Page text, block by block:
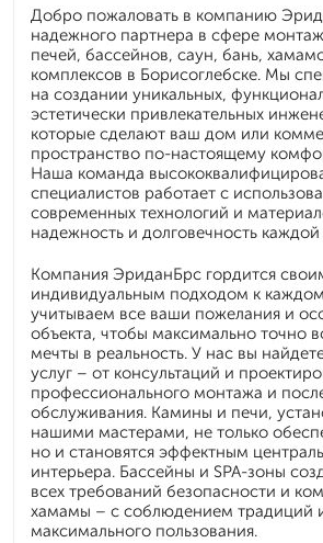
Добро пожаловать в компанию
надежного партнера в сфере
печей, бассейнов, саун, бань,
комплексов в Борисоглебске. Мы
на создании уникальных,
эстетически привлекательных
которые сделают ваш дом или
пространство по-настоящему
Наша команда
специалистов работает с
современных технологий и
надежность и долговечность
Компания ЭриданБрс гордится
индивидуальным подходом к
учитываем все ваши пожелания и
объекта, чтобы максимально точно
мечты в реальность. У нас вы
услуг – от консультаций и
профессионального монтажа и
обслуживания. Камины и печи,
нашими мастерами, не только
но и становятся эффектным
интерьера. Бассейны и SPA-зоны
всех требований безопасности и
хамамы – с соблюдением традиций
максимального пользования.